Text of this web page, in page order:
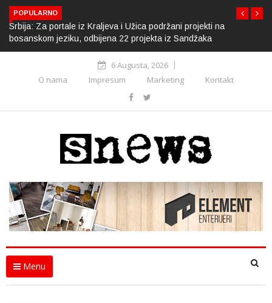
POPULARNO
Srbija: Za portale iz Kraljeva i Užica podržani projekti na
bosanskom jeziku, odbijena 22 projekta iz Sandžaka
6 Augusta, 2026
O nama
Impresum Marketing Kontakt
Menu